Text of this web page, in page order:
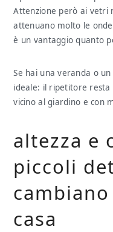
Attenzione però ai vetri
attenuano molto le
è un vantaggio quanto
Se hai una veranda o
ideale: il ripetitore
vicino al giardino e con
altezza e
piccoli
casa